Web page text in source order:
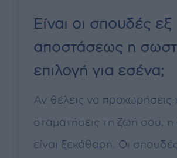
Είναι οι σπουδές εξ
αποστάσεως η
επιλογή για εσένα;
Αν θέλεις να προχωρήσεις
σταματήσεις τη ζωή σου,
είναι ξεκάθαρη. Οι